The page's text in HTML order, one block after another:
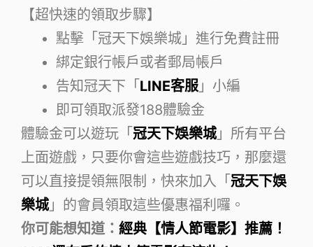
【超快速的領取步驟】
點擊「冠天下娛樂城」進行免費註冊
綁定銀行帳戶或者郵局帳戶
告知冠天下「 LINE客服 」小編
即可領取派發188體驗金
體驗金可以遊玩「 冠天下娛樂城」所有平台
上面遊戲，只要你會這些遊戲技巧，那麼還
可以直接提領無限制，快來加入「 冠天下娛
樂城」的會員領取這些優惠福利囉。
你可能想知道： 經典【情人節電影】推薦！